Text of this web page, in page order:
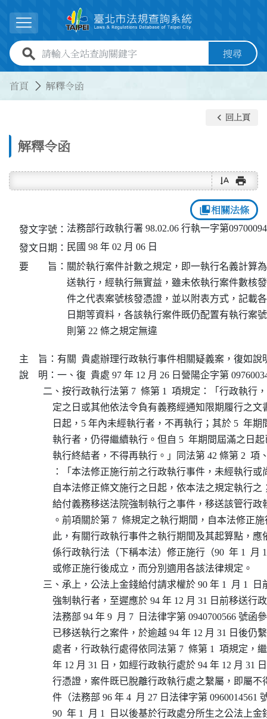
展開選單
全站查詢關鍵字欄位 搜尋
首頁 解釋令函
解釋令函
keyboard_arrow_left 回上頁
text_rotate_vertical print
collections_bookmark相關法條
發文字號： 法務部行政執行署 98.02.06 行執一字第
發文日期： 民國 98 年 02 月 06 日
要 旨： 關於執行案件計數之規定，即一執行名義計算
送執行，經執行無實益，雖未依執行案件數核
件之代表案號核發憑證，並以附表方式，記載
日期等資料，各該執行案件既仍配置有執行案
則第 22 條之規定無違
主    旨：有關  貴處辦理行政執行事件相關疑義案，復如說
說    明：一、復  貴處 97 年 12 月 26 日營陽企字第
二、按行政執行法第 7  條第 1  項規定：「行政執
定之日或其他依法令負有義務經通知限期履行之
日起，5 年內未經執行者，不再執行；其於 5  年
執行者，仍得繼續執行。但自 5  年期間屆滿之日
執行終結者，不得再執行。」同法第 42 條第 2  項
：「本法修正施行前之行政執行事件，未經執行
自本法修正條文施行之日起，依本法之規定執行
給付義務移送法院強制執行之事件，移送該管行
。前項關於第 7  條規定之執行期間，自本法修正
此，有關行政執行事件之執行期間及其起算點，
係行政執行法（下稱本法）修正施行（90  年 1  月
              或修正施行後成立，而分別適用各該法律規定。
三、承上，公法上金錢給付請求權於 90 年 1  月 1
強制執行者，至遲應於 94 年 12 月 31 日前移送
法務部 94 年 9  月 7  日法律字第 0940700566 號
已移送執行之案件，於逾越 94 年 12 月 31 日後
處者，行政執行處得依同法第 7  條第 1  項規定
年 12 月 31 日，如經行政執行處於 94 年 12 月 31
行憑證，案件既已脫離行政執行處之繫屬，即屬
件（法務部 96 年 4  月 27 日法律字第
90  年 1  月 1  日以後基於行政處分所生之公法上